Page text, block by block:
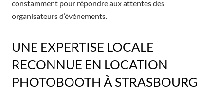
constamment pour répondre aux attentes des
organisateurs d’événements.
UNE EXPERTISE LOCALE
RECONNUE EN LOCATION
PHOTOBOOTH À STRASBOURG